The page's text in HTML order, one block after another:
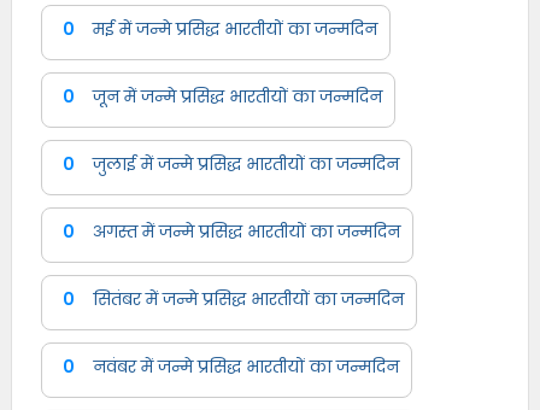
0 मई में जन्मे प्रसिद्ध भारतीयों का जन्मदिन
0 जून में जन्मे प्रसिद्ध भारतीयों का जन्मदिन
0 जुलाई में जन्मे प्रसिद्ध भारतीयों का जन्मदिन
0 अगस्त में जन्मे प्रसिद्ध भारतीयों का जन्मदिन
0 सितंबर में जन्मे प्रसिद्ध भारतीयों का जन्मदिन
0 नवंबर में जन्मे प्रसिद्ध भारतीयों का जन्मदिन